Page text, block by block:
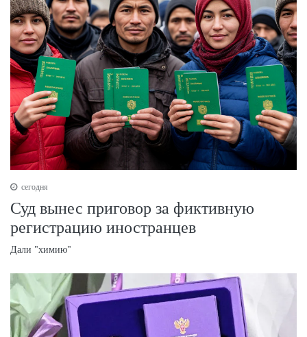
сегодня
Суд вынес приговор за фиктивную
регистрацию иностранцев
Дали "химию"